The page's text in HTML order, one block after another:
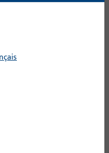
10 PAA
Artikel zu bestellen